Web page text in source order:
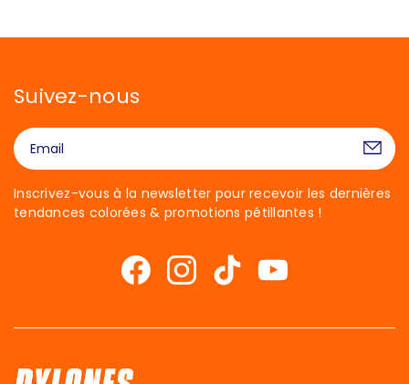
Suivez-nous
Inscrivez-vous à la newsletter pour recevoir les dernières
tendances colorées & promotions pétillantes !